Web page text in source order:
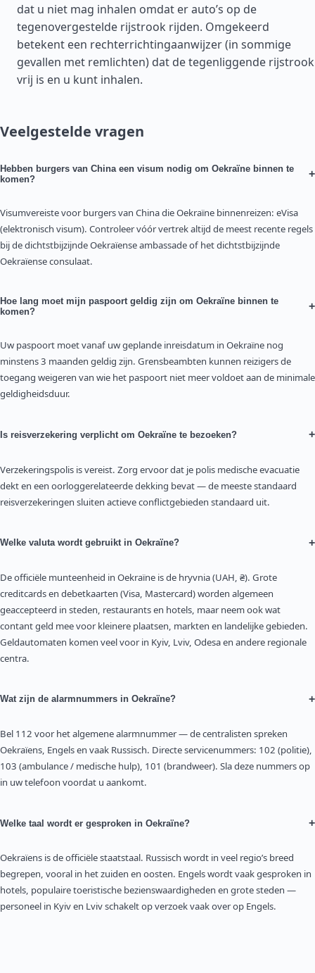
dat u niet mag inhalen omdat er auto’s op de
tegenovergestelde rijstrook rijden. Omgekeerd
betekent een rechterrichtingaanwijzer (in sommige
gevallen met remlichten) dat de tegenliggende rijstrook
vrij is en u kunt inhalen.
Veelgestelde vragen
Hebben burgers van China een visum nodig om Oekraïne binnen te
komen?
+
Visumvereiste voor burgers van China die Oekraïne binnenreizen: eVisa
(elektronisch visum). Controleer vóór vertrek altijd de meest recente regels
bij de dichtstbijzijnde Oekraïense ambassade of het dichtstbijzijnde
Oekraïense consulaat.
Hoe lang moet mijn paspoort geldig zijn om Oekraïne binnen te
komen?
+
Uw paspoort moet vanaf uw geplande inreisdatum in Oekraïne nog
minstens 3 maanden geldig zijn. Grensbeambten kunnen reizigers de
toegang weigeren van wie het paspoort niet meer voldoet aan de minimale
geldigheidsduur.
Is reisverzekering verplicht om Oekraïne te bezoeken? +
Verzekeringspolis is vereist. Zorg ervoor dat je polis medische evacuatie
dekt en een oorloggerelateerde dekking bevat — de meeste standaard
reisverzekeringen sluiten actieve conflictgebieden standaard uit.
Welke valuta wordt gebruikt in Oekraïne? +
De officiële munteenheid in Oekraïne is de hryvnia (UAH, ₴). Grote
creditcards en debetkaarten (Visa, Mastercard) worden algemeen
geaccepteerd in steden, restaurants en hotels, maar neem ook wat
contant geld mee voor kleinere plaatsen, markten en landelijke gebieden.
Geldautomaten komen veel voor in Kyiv, Lviv, Odesa en andere regionale
centra.
Wat zijn de alarmnummers in Oekraïne? +
Bel 112 voor het algemene alarmnummer — de centralisten spreken
Oekraïens, Engels en vaak Russisch. Directe servicenummers: 102 (politie),
103 (ambulance / medische hulp), 101 (brandweer). Sla deze nummers op
in uw telefoon voordat u aankomt.
Welke taal wordt er gesproken in Oekraïne? +
Oekraïens is de officiële staatstaal. Russisch wordt in veel regio’s breed
begrepen, vooral in het zuiden en oosten. Engels wordt vaak gesproken in
hotels, populaire toeristische bezienswaardigheden en grote steden —
personeel in Kyiv en Lviv schakelt op verzoek vaak over op Engels.